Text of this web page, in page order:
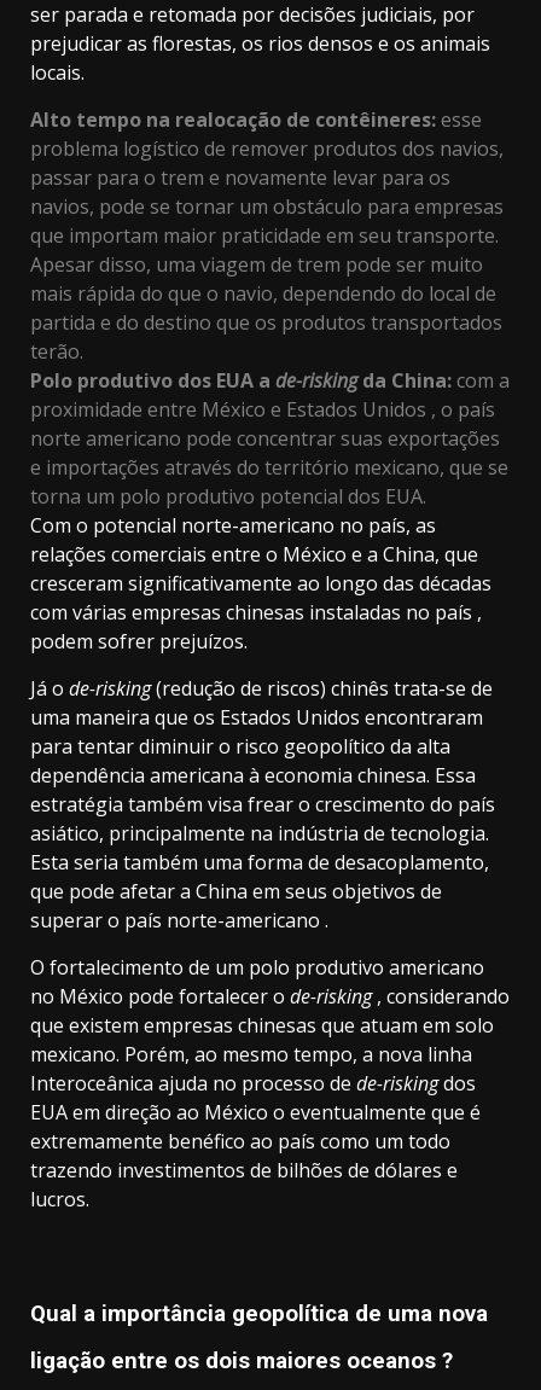
ser parada e retomada por decisões judiciais, por
prejudicar as florestas, os rios densos e os animais
locais.
Alto tempo na realocação de contêineres:esse
problema logístico de remover produtos dos navios,
passar para o trem e novamente levar para os
navios, pode se tornar um obstáculo para empresas
que importam maior praticidade em seu transporte.
Apesar disso, uma viagem de trem pode ser muito
mais rápida do que o navio, dependendo do local de
partida e do destino que os produtos transportados
terão.
Polo produtivo dos EUA a de-riskingda China:com a
proximidade entre México e Estados Unidos , o país
norte americano pode concentrar suas exportações
e importações através do território mexicano, que se
torna um polo produtivo potencial dos EUA.
Com o potencial norte-americano no país, as
relações comerciais entre o México e a China, que
cresceram significativamente ao longo das décadas
com várias empresas chinesas instaladas no país ,
podem sofrer prejuízos.
Já o de-risking(redução de riscos) chinês trata-se de
uma maneira que os Estados Unidos encontraram
para tentar diminuir o risco geopolítico da alta
dependência americana à economia chinesa. Essa
estratégia também visa frear o crescimento do país
asiático, principalmente na indústria de tecnologia.
Esta seria também uma forma de desacoplamento,
que pode afetar a China em seus objetivos de
superar o país norte-americano .
O fortalecimento de um polo produtivo americano
no México pode fortalecer o de-risking, considerando
que existem empresas chinesas que atuam em solo
mexicano. Porém, ao mesmo tempo, a nova linha
Interoceânica ajuda no processo de de-riskingdos
EUA em direção ao México o eventualmente que é
extremamente benéfico ao país como um todo
trazendo investimentos de bilhões de dólares e
lucros.
Qual a importância geopolítica de uma nova
ligação entre os dois maiores oceanos ?